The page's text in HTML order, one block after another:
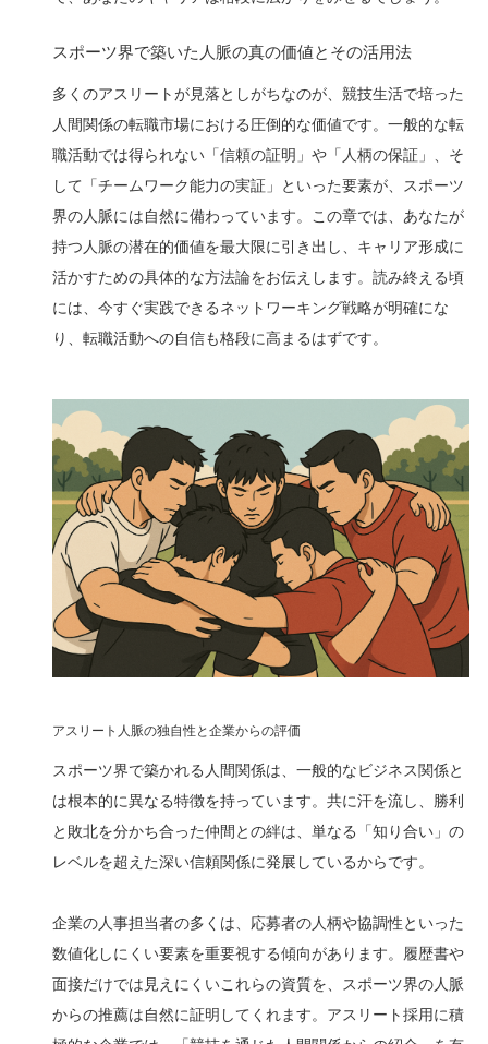
スポーツ界で築いた人脈の真の価値とその活用法
多くのアスリートが見落としがちなのが、競技生活で培った
人間関係の転職市場における圧倒的な価値です。一般的な転
職活動では得られない「信頼の証明」や「人柄の保証」、そ
して「チームワーク能力の実証」といった要素が、スポーツ
界の人脈には自然に備わっています。この章では、あなたが
持つ人脈の潜在的価値を最大限に引き出し、キャリア形成に
活かすための具体的な方法論をお伝えします。読み終える頃
には、今すぐ実践できるネットワーキング戦略が明確にな
り、転職活動への自信も格段に高まるはずです。
アスリート人脈の独自性と企業からの評価
スポーツ界で築かれる人間関係は、一般的なビジネス関係と
は根本的に異なる特徴を持っています。共に汗を流し、勝利
と敗北を分かち合った仲間との絆は、単なる「知り合い」の
レベルを超えた深い信頼関係に発展しているからです。
企業の人事担当者の多くは、応募者の人柄や協調性といった
数値化しにくい要素を重要視する傾向があります。履歴書や
面接だけでは見えにくいこれらの資質を、スポーツ界の人脈
からの推薦は自然に証明してくれます。アスリート採用に積